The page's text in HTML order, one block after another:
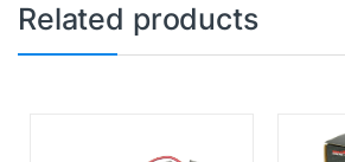
Related products